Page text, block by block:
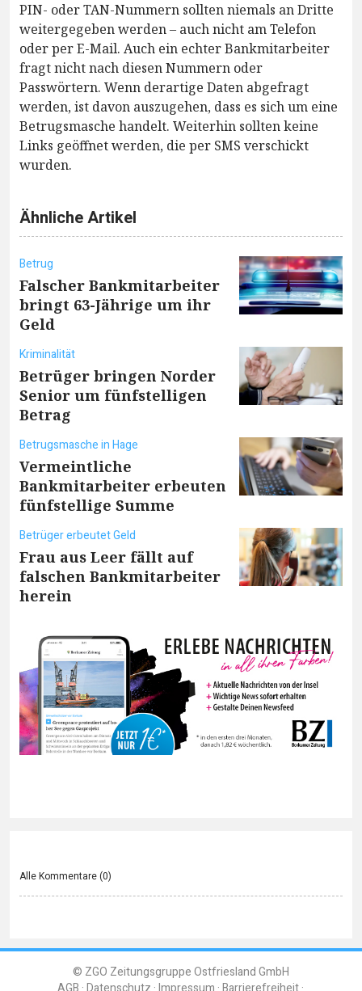
PIN- oder TAN-Nummern sollten niemals an Dritte
weitergegeben werden – auch nicht am Telefon
oder per E-Mail. Auch ein echter Bankmitarbeiter
fragt nicht nach diesen Nummern oder
Passwörtern. Wenn derartige Daten abgefragt
werden, ist davon auszugehen, dass es sich um eine
Betrugsmasche handelt. Weiterhin sollten keine
Links geöffnet werden, die per SMS verschickt
wurden.
Ähnliche Artikel
Betrug
Falscher Bankmitarbeiter
bringt 63-Jährige um ihr
Geld
Kriminalität
Betrüger bringen Norder
Senior um fünfstelligen
Betrag
Betrugsmasche in Hage
Vermeintliche
Bankmitarbeiter erbeuten
fünfstellige Summe
Betrüger erbeutet Geld
Frau aus Leer fällt auf
falschen Bankmitarbeiter
herein
Alle Kommentare (0)
© ZGO Zeitungsgruppe Ostfriesland GmbH